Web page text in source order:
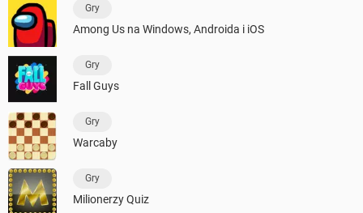
Gry
Among Us na Windows, Androida i iOS
Gry
Fall Guys
Gry
Warcaby
Gry
Milionerzy Quiz